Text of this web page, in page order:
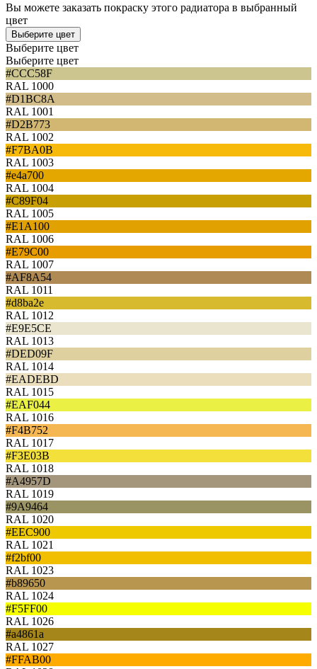
Вы можете заказать покраску этого радиатора в выбранный
цвет
Выберите цвет
Выберите цвет
Выберите цвет
#CCC58F
RAL 1000
#D1BC8A
RAL 1001
#D2B773
RAL 1002
#F7BA0B
RAL 1003
#e4a700
RAL 1004
#C89F04
RAL 1005
#E1A100
RAL 1006
#E79C00
RAL 1007
#AF8A54
RAL 1011
#d8ba2e
RAL 1012
#E9E5CE
RAL 1013
#DED09F
RAL 1014
#EADEBD
RAL 1015
#EAF044
RAL 1016
#F4B752
RAL 1017
#F3E03B
RAL 1018
#A4957D
RAL 1019
#9A9464
RAL 1020
#EEC900
RAL 1021
#f2bf00
RAL 1023
#b89650
RAL 1024
#F5FF00
RAL 1026
#a4861a
RAL 1027
#FFAB00